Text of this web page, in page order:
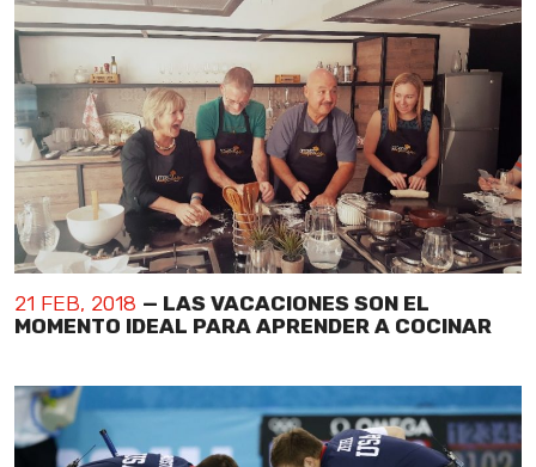
21 FEB, 2018 — LAS VACACIONES SON EL
MOMENTO IDEAL PARA APRENDER A COCINAR